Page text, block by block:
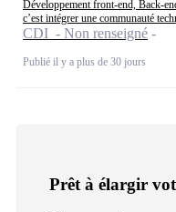
Développement front-end, Back-
c’est intégrer une communauté
CDI - Non renseigné
Publié il y a plus de 30 jours
Prêt à élargir